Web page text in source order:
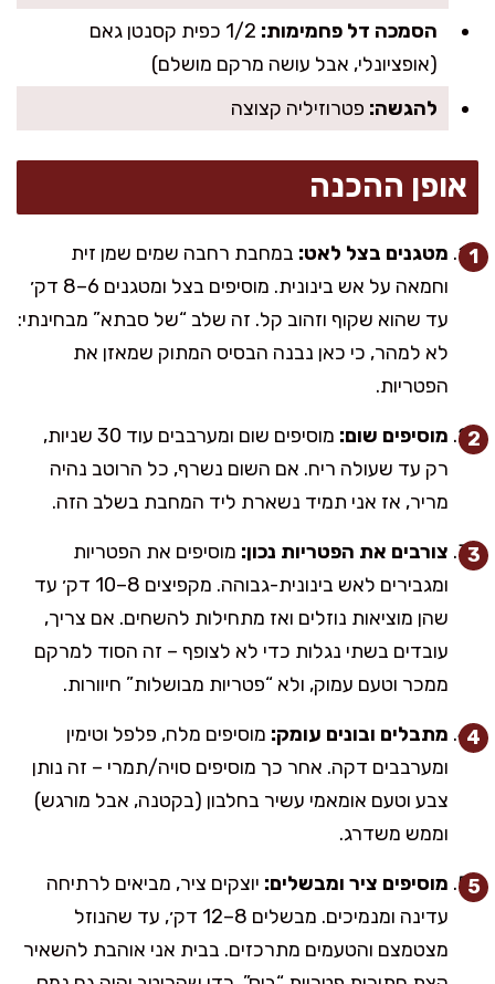
הסמכה דל פחמימות:
1/2 כפית קסנטן גאם
(אופציונלי, אבל עושה מרקם מושלם)
להגשה: פטרוזיליה קצוצה
אופן ההכנה
מטגנים בצל לאט: במחבת רחבה שמים שמן זית
וחמאה על אש בינונית. מוסיפים בצל ומטגנים 6–8 דק׳
עד שהוא שקוף וזהוב קל. זה שלב “של סבתא” מבחינתי:
לא למהר, כי כאן נבנה הבסיס המתוק שמאזן את
הפטריות.
מוסיפים שום:
מוסיפים שום ומערבבים עוד 30 שניות,
רק עד שעולה ריח. אם השום נשרף, כל הרוטב נהיה
מריר, אז אני תמיד נשארת ליד המחבת בשלב הזה.
צורבים את הפטריות נכון: מוסיפים את הפטריות
ומגבירים לאש בינונית-גבוהה. מקפיצים 8–10 דק׳ עד
שהן מוציאות נוזלים ואז מתחילות להשחים. אם צריך,
עובדים בשתי נגלות כדי לא לצופף – זה הסוד למרקם
ממכר וטעם עמוק, ולא “פטריות מבושלות” חיוורות.
מתבלים ובונים עומק: מוסיפים מלח, פלפל וטימין
ומערבבים דקה. אחר כך מוסיפים סויה/תמרי – זה נותן
צבע וטעם אומאמי עשיר בחלבון (בקטנה, אבל מורגש)
וממש משדרג.
מוסיפים ציר ומבשלים: יוצקים ציר, מביאים לרתיחה
עדינה ומנמיכים. מבשלים 8–12 דק׳, עד שהנוזל
מצטמצם והטעמים מתרכזים. בבית אני אוהבת להשאיר